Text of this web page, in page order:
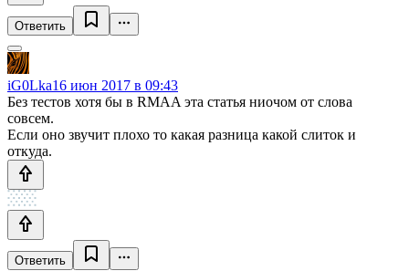
Ответить
iG0Lka16 июн 2017 в 09:43
Без тестов хотя бы в RMAA эта статья ниочом от слова
совсем.
Если оно звучит плохо то какая разница какой слиток и
откуда.
Ответить